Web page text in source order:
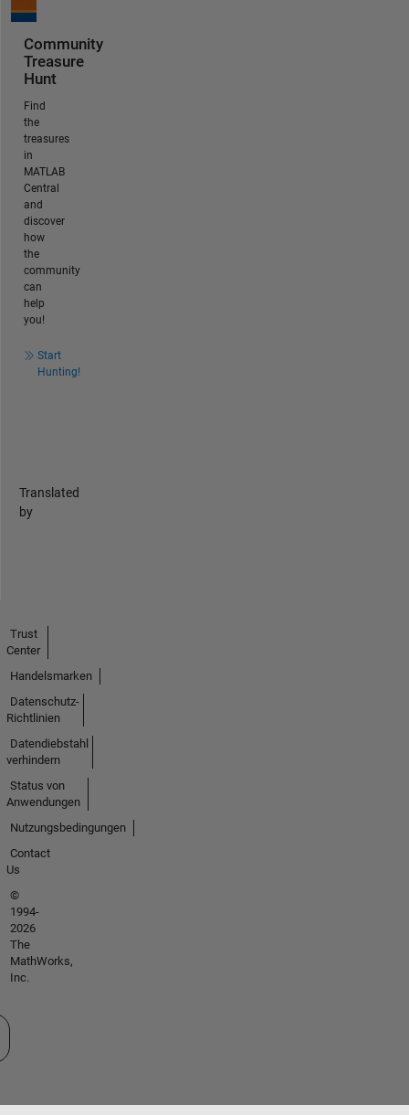
Community
Treasure
Hunt
Find
the
treasures
in
MATLAB
Central
and
discover
how
the
community
can
help
you!
Start
Hunting!
Translated
by
Trust
Center
Handelsmarken
Datenschutz-
Richtlinien
Datendiebstahl
verhindern
Status von
Anwendungen
Nutzungsbedingungen
Contact
Us
©
1994-
2026
The
MathWorks,
Inc.